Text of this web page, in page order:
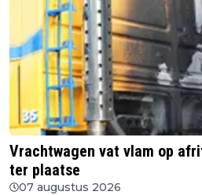
Vrachtwagen vat vlam op
ter plaatse
07 augustus 2026